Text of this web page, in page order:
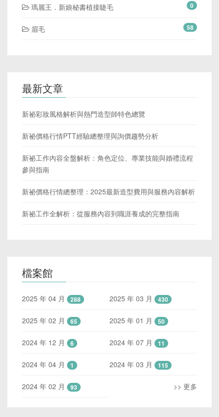
瑪麗王．新娘秘書植接睫毛 0
眉毛 58
最新文章
新祕彩妝風格解析與熱門造型師特色總覽
新祕價格行情PTT經驗總整理與詢價趨勢分析
新祕工作內容全盤解析：角色定位、專業技能與婚禮流程
參與指南
新祕價格行情總整理：2025最新造型費用與服務內容解析
新祕工作全解析：從服務內容到職涯養成的完整指南
檔案館
2025 年 04 月 288 2025 年 03 月 430
2025 年 02 月 65 2025 年 01 月 50
2024 年 12 月 6 2024 年 07 月 11
2024 年 04 月 1 2024 年 03 月 115
2024 年 02 月 93 >> 更多